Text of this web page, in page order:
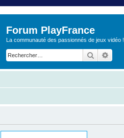
Forum PlayFrance
La communauté des passionnés de jeux vidéo !